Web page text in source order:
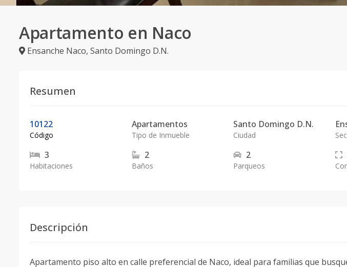
Apartamento en Naco
Ensanche Naco, Santo Domingo D.N.
Resumen
10122
Código
Apartamentos
Tipo de Inmueble
Santo Domingo D.N.
Ciudad
3
Habitaciones
2
Baños
2
Parqueos
Descripción
Apartamento piso alto en calle preferencial de Naco, ideal para familias que